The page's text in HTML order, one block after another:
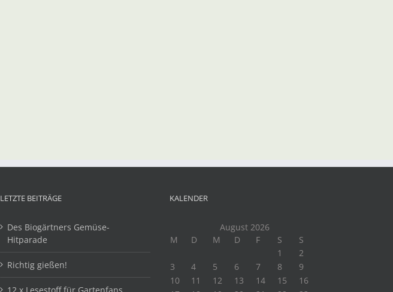
LETZTE BEITRÄGE
Des Biogärtners Gemüse-
Hitparade
Richtig gießen!
KALENDER
August 2026
M
D M D F S
S
1
2
3
4 5 6 7 8
9
10
11 12 13 14 15
16